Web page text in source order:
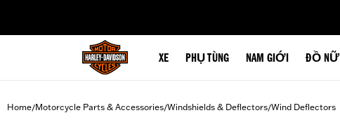
XE PHỤ TÙNG NAM GIỚI ĐỒ NỮ
Home/Motorcycle Parts & Accessories/Windshields & Deflectors/Wind Deflectors